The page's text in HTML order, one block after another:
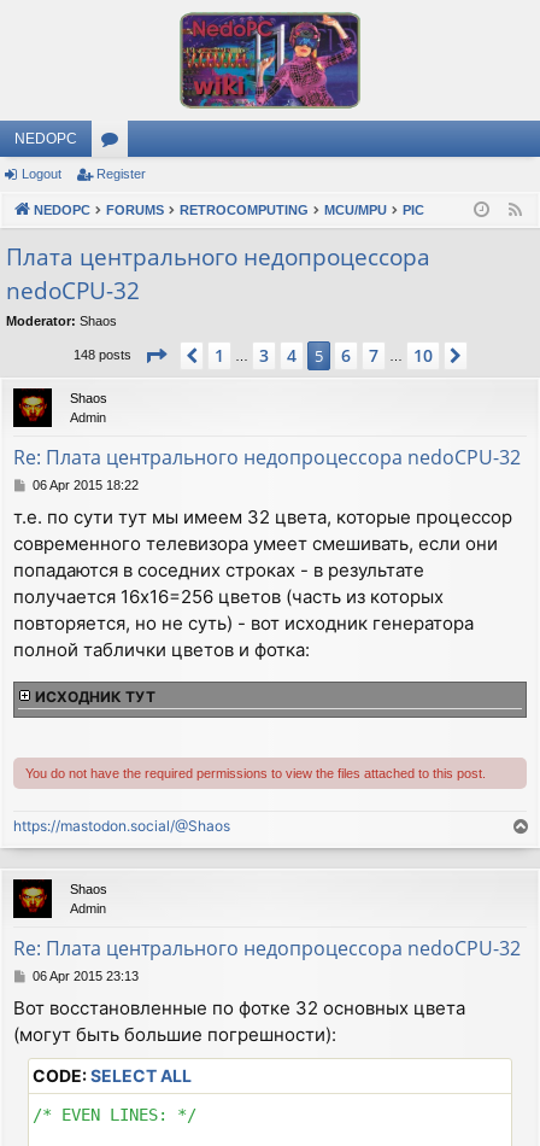
NEDOPC
or
u
s
Logout Register
NEDOPC FORUMS RETROCOMPUTING MCU/MPU PIC
Плата центрального недопроцессора
nedoCPU-32
Moderator: Shaos
148 posts Page 5of 10
Previous
1 3 4 5 6 7 10
Shaos
Admin
Re: Плата центрального недопроцессора nedoCPU-32
P
s
t
06 Apr 2015 18:22
т.е. по сути тут мы имеем 32 цвета, которые процессор
современного телевизора умеет смешивать, если они
попадаются в соседних строках - в результате
получается 16x16=256 цветов (часть из которых
повторяется, но не суть) - вот исходник генератора
полной таблички цветов и фотка:
ИСХОДНИК ТУТ
You do not have the required permissions to view the files attached to this post.
https://mastodon.social/@Shaos
o
p
Shaos
Admin
Re: Плата центрального недопроцессора nedoCPU-32
P
s
t
06 Apr 2015 23:13
Вот восстановленные по фотке 32 основных цвета
(могут быть большие погрешности):
CODE:SELECT ALL
/* EVEN LINES: */